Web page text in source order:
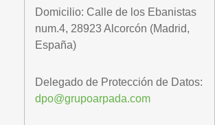
Domicilio: Calle de los Ebanistas
num.4, 28923 Alcorcón (Madrid,
España)
Delegado de Protección de Datos:
dpo@grupoarpada.com